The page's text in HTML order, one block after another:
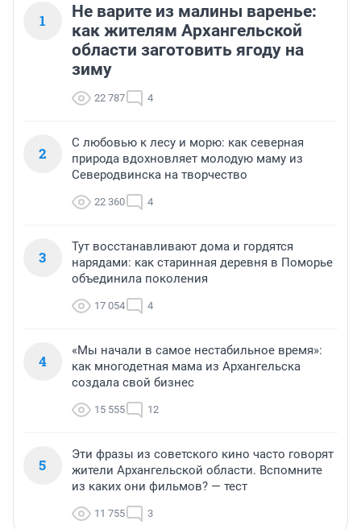
1
Не варите из малины варенье:
как жителям Архангельской
области заготовить ягоду на
зиму
22 787 4
2
С любовью к лесу и морю: как северная
природа вдохновляет молодую маму из
Северодвинска на творчество
22 360 4
3
Тут восстанавливают дома и гордятся
нарядами: как старинная деревня в Поморье
объединила поколения
17 054 4
4
«Мы начали в самое нестабильное время»:
как многодетная мама из Архангельска
создала свой бизнес
15 555 12
5
Эти фразы из советского кино часто говорят
жители Архангельской области. Вспомните
из каких они фильмов? — тест
11 755 3